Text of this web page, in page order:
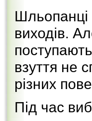
Шльопанці
виходів.
взуття не
різних
Під час